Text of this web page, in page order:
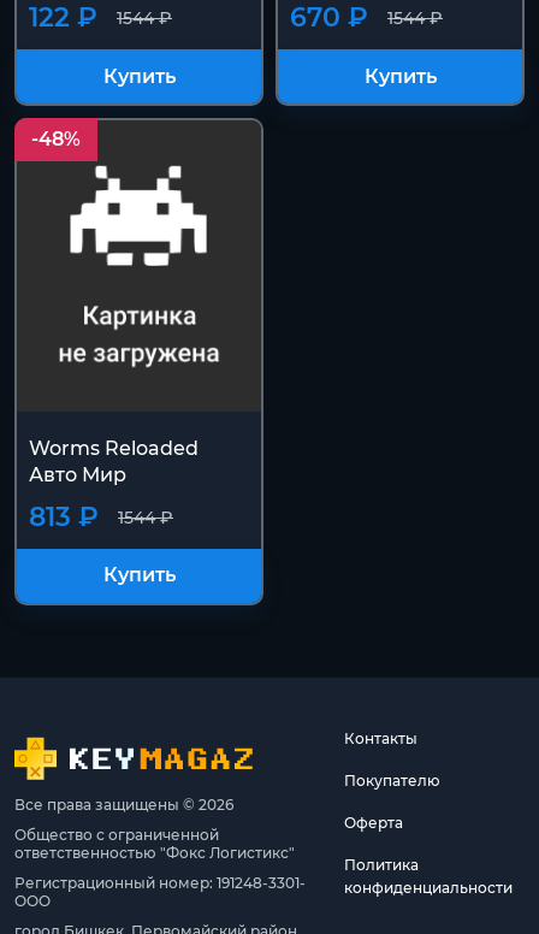
1544 ₽
122 ₽
Купить
1544 ₽
670 ₽
Купить
-48%
Worms Reloaded
Авто Мир
1544 ₽
813 ₽
Купить
Все права защищены © 2026
Общество с ограниченной
ответственностью "Фокс Логистикс"
Регистрационный номер: 191248-3301-
ООО
Контакты
Покупателю
Оферта
Политика
конфиденциальности